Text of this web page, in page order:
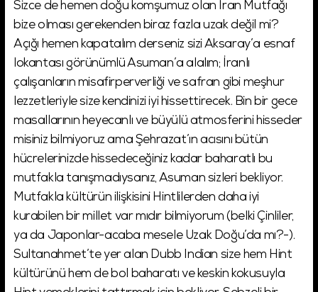
Sizce de hemen doğu komşumuz olan İran Mutfağı
bize olması gerekenden biraz fazla uzak değil mi?
Açığı hemen kapatalım derseniz sizi Aksaray’a esnaf
lokantası görünümlü Asuman’a alalım; İranlı
çalışanların misafirperverliği ve safran gibi meşhur
lezzetleriyle size kendinizi iyi hissettirecek. Bin bir gece
masallarının heyecanlı ve büyülü atmosferini hisseder
misiniz bilmiyoruz ama Şehrazat’ın acısını bütün
hücrelerinizde hissedeceğiniz kadar baharatlı bu
mutfakla tanışmadıysanız, Asuman sizleri bekliyor.
Mutfakla kültürün ilişkisini Hintlilerden daha iyi
kurabilen bir millet var mıdır bilmiyorum (belki Çinliler,
ya da Japonlar-acaba mesele Uzak Doğu’da mı?-).
Sultanahmet’te yer alan Dubb Indian size hem Hint
kültürünü hem de bol baharatı ve keskin kokusuyla